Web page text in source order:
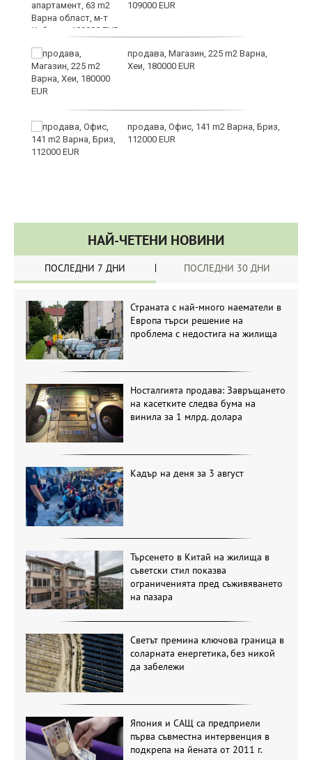
109000 EUR
продава, Магазин, 225 m2 Варна,
Хеи, 180000 EUR
продава, Офис, 141 m2 Варна, Бриз,
112000 EUR
НАЙ-ЧЕТЕНИ НОВИНИ
ПОСЛЕДНИ 7 ДНИ ПОСЛЕДНИ 30 ДНИ
Страната с най-много наематели в
Европа търси решение на
проблема с недостига на жилища
Носталгията продава: Завръщането
на касетките следва бума на
винила за 1 млрд. долара
Кадър на деня за 3 август
Търсенето в Китай на жилища в
съветски стил показва
ограниченията пред съживяването
на пазара
Светът премина ключова граница в
соларната енергетика, без никой
да забележи
Япония и САЩ са предприели
първа съвместна интервенция в
подкрепа на йената от 2011 г.